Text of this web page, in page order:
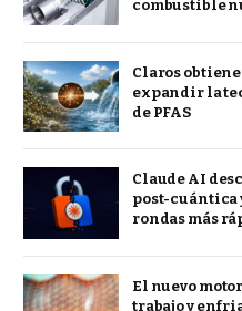
combustible
Claros
expandir la
de PFAS
Claude AI
post-cuántica
rondas más
El nuevo
trabajo y